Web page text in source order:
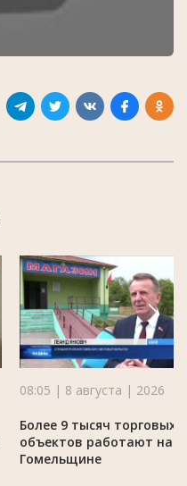
08:05 | 8 августа | 2026
Более 9 тысяч торговых
объектов работают на
Гомельщине